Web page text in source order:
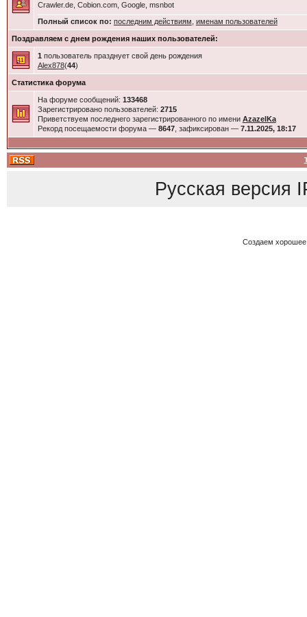
Crawler.de, Cobion.com, Google, msnbot
Полный список по: последним действиям именам пользователей
Поздравляем с днем рождения наших пользователей:
1 пользователь празднует свой день рождения
Alex878(44)
Статистика форума
На форуме сообщений: 133468
Зарегистрировано пользователей: 2715
Приветствуем последнего зарегистрированного по имени AzazelKa
Рекорд посещаемости форума — 8647, зафиксирован — 7.11.2025, 18:17
Русская версия
Создаем